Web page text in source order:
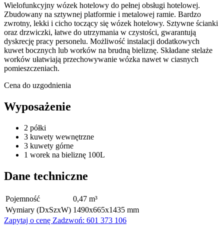
Wielofunkcyjny wózek hotelowy do pełnej obsługi hotelowej.
Zbudowany na sztywnej platformie i metalowej ramie. Bardzo
zwrotny, lekki i cicho toczący się wózek hotelowy. Sztywne ścianki
oraz drzwiczki, łatwe do utrzymania w czystości, gwarantują
dyskrecję pracy personelu. Możliwość instalacji dodatkowych
kuwet bocznych lub worków na brudną bieliznę. Składane stelaże
worków ułatwiają przechowywanie wózka nawet w ciasnych
pomieszczeniach.
Cena do uzgodnienia
Wyposażenie
2 półki
3 kuwety wewnętrzne
3 kuwety górne
1 worek na bieliznę 100L
Dane techniczne
Pojemność
0,47 m³
Wymiary (DxSzxW) 1490x665x1435 mm
Zapytaj o cenę Zadzwoń: 601 373 106